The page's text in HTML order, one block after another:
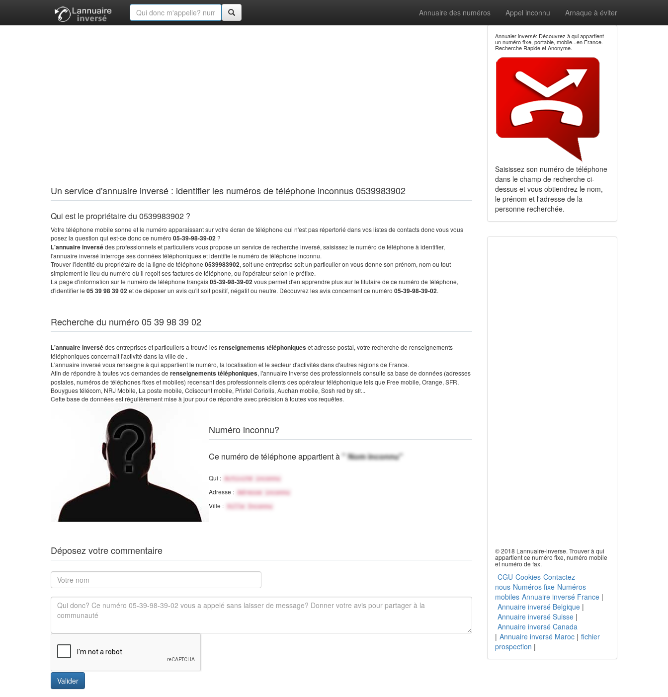
Annuaire des numéros Appel inconnu Arnaque à éviter
Un service d'annuaire inversé : identifier les numéros de téléphone inconnus 0539983902
Qui est le propriétaire du 0539983902 ?
Votre téléphone mobile sonne et le numéro apparaissant sur votre écran de téléphone qui n'est pas répertorié dans vos listes de contacts donc vous vous
posez la question qui est-ce donc ce numéro 05-39-98-39-02 ?
L'annuaire inversédes professionnels et particuliers vous propose un service de recherche inversé, saisissez le numéro de téléphone à identifier,
l'annuaire inversé interroge ses données téléphoniques et identifie le numéro de téléphone inconnu.
Trouver l'identité du propriétaire de la ligne de téléphone 0539983902, soit une entreprise soit un particulier on vous donne son prénom, nom ou tout
simplement le lieu du numéro où il reçoit ses factures de téléphone, ou l'opérateur selon le préfixe.
La page d'information sur le numéro de téléphone français05-39-98-39-02vous permet d'en apprendre plus sur le titulaire de ce numéro de téléphone,
d'identifier le 05 39 98 39 02et de déposer un avis qu'il soit positif, négatif ou neutre. Découvrez les avis concernant ce numéro 05-39-98-39-02.
Recherche du numéro 05 39 98 39 02
L'annuaire inversédes entreprises et particuliers a trouvé lesrenseignements téléphoniqueset adresse postal, votre recherche de renseignements
téléphoniques concernait l'activité dans la ville de .
L'annuaire inversé vous renseigne à qui appartient le numéro, la localisation et le secteur d'activités dans d'autres régions de France.
Afin de répondre à toutes vos demandes de renseignements téléphoniques, l'annuaire inverse des professionnels consulte sa base de données (adresses
postales, numéros de téléphones fixes et mobiles) recensant des professionnels clients des opérateur téléphonique tels que Free mobile, Orange, SFR,
Bouygues télécom, NRJ Mobile, La poste mobile, Cdiscount mobile, Prixtel Coriolis, Auchan mobile, Sosh red by sfr...
Cette base de données est régulièrement mise à jour pour de répondre avec précision à toutes vos requêtes.
Numéro inconnu?
Ce numéro de téléphone appartient à" Nom inconnu"
Qui : Activité inconnu
Adresse : Adresse inconnu
Ville : Ville Inconnu
Déposez votre commentaire
Valider
Annuaier inversé: Découvrez à qui appartient
un numéro fixe, portable, mobile...en France.
Recherche Rapide et Anonyme.
Saisissez son numéro de téléphone
dans le champ de recherche ci-
dessus et vous obtiendrez le nom,
le prénom et l'adresse de la
personne recherchée.
© 2018 Lannuaire-inverse. Trouver à qui
appartient ce numéro fixe, numéro mobile
et numéro de fax.
CGU Cookies Contactez-
nous Numéros fixe Numéros
mobiles Annuaire inversé France|
Annuaire inversé Belgique|
Annuaire inversé Suisse|
Annuaire inversé Canada
| Annuaire inversé Maroc| fichier
prospection |